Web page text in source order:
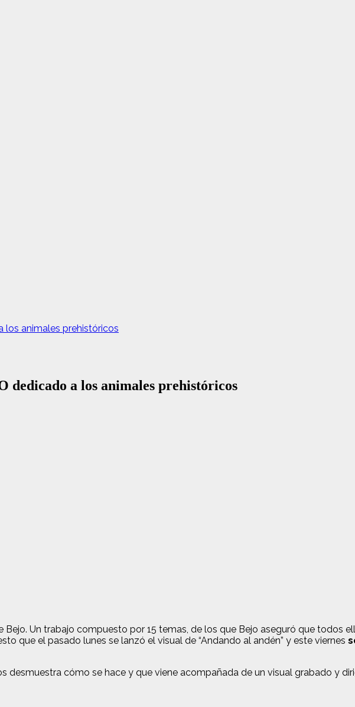
los animales prehistóricos
dedicado a los animales prehistóricos
Un trabajo compuesto por 15 temas, de los que Bejo aseguró que todos
que el pasado lunes se lanzó el visual de “Andando al andén” y este viernes
desmuestra cómo se hace y que viene acompañada de un visual grabado y